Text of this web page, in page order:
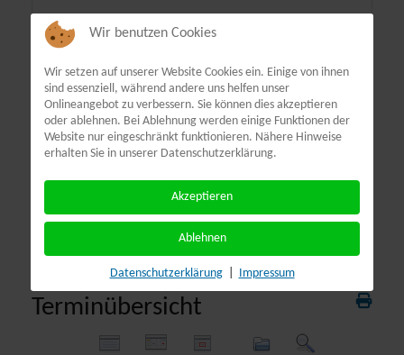
Terminübersicht
Wir benutzen Cookies
Wir setzen auf unserer Website Cookies ein. Einige von ihnen
sind essenziell, während andere uns helfen unser
Onlineangebot zu verbessern. Sie können dies akzeptieren
oder ablehnen. Bei Ablehnung werden einige Funktionen der
Website nur eingeschränkt funktionieren. Nähere Hinweise
erhalten Sie in unserer Datenschutzerklärung.
Akzeptieren
Ablehnen
Datenschutzerklärung Impressum